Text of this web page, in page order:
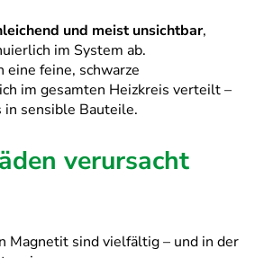
und meist unsichtbar,
im System ab.
feine, schwarze
im gesamten Heizkreis verteilt –
sensible Bauteile.
verursacht
Magnetit sind vielfältig – und in der